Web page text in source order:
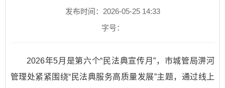
发布时间：2026-05-25 14:33
字号：
2026年5月是第六个“民法典宣传月”，市城管局淠河
管理处紧紧围绕“民法典服务高质量发展”主题，通过线上